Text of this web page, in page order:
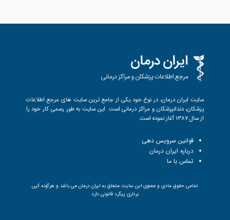
سایت ایران درمان، در نوع خود یکی از جامع ترین سایت های مرجع اطلاعات
پزشکان، دندانپزشکان و مراکز درمانی است. این سایت به طور رسمی کار خود را
از سال 1387 آغاز نموده است.
قوانین سرویس دهی
درباره ایران درمان
تماس با ما
تمامی حقوق مادی و معنوی این سایت متعلق به ایران درمان می باشد و هرگونه کپی
برداری پیگرد قانونی دارد